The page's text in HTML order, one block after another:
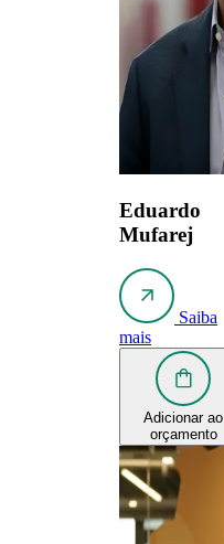
Eduardo
Mufarej
Saiba
mais
Adicionar ao
orçamento